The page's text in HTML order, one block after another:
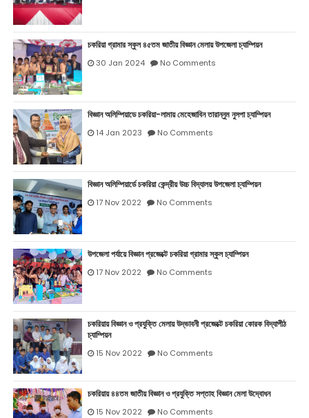
চকরিয়া গ্রামার স্কুল ৪৫তম জাতীয় বিজ্ঞান মেলায় উপজেলা চ্যাম্পিয়ন
30 Jan 2024 No Comments
বিজ্ঞান অলিম্পিয়াডে চকরিয়া-লামায় মেহেজাবিন তারান্নুম নুসপা চ্যাম্পিয়ন
14 Jan 2023 No Comments
বিজ্ঞান অলিম্পিয়ার্ডে চকরিয়া কেন্দ্রীয় উচ্চ বিদ্যালয় উপজেলা চ্যাম্পিয়ন
17 Nov 2022 No Comments
উপজেলা পর্যায়ে বিজ্ঞান প্রজেক্টে চকরিয়া গ্রামার স্কুল চ্যাম্পিয়ন
17 Nov 2022 No Comments
চকরিয়ায় বিজ্ঞান ও প্রযুক্তি মেলায় উদ্ভাবনী প্রজেক্টে চকরিয়া কোরক বিদ্যাপীঠ
চ্যাম্পিয়ন
15 Nov 2022 No Comments
চকরিয়ায় ৪৪তম জাতীয় বিজ্ঞান ও প্রযুক্তি সপ্তাহ বিজ্ঞান মেলা উদ্বোধন
15 Nov 2022 No Comments